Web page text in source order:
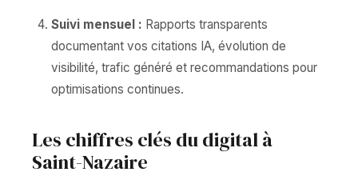
Suivi mensuel : Rapports transparents
documentant vos citations IA, évolution de
visibilité, trafic généré et recommandations pour
optimisations continues.
Les chiffres clés du digital à
Saint-Nazaire